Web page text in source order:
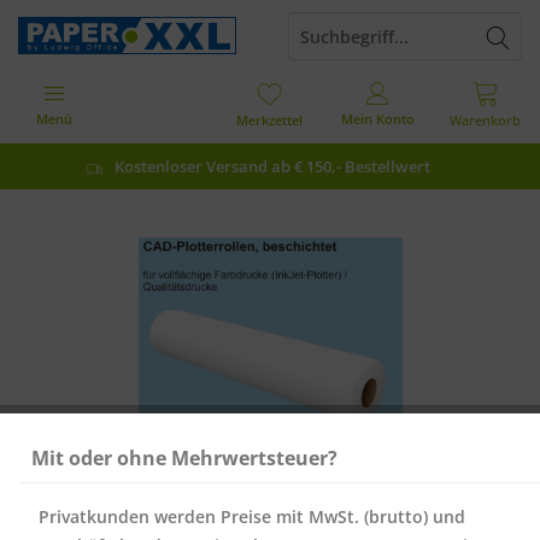
Kostenloser Versand ab € 150,- Bestellwert
Warenkorb
Merkzettel Mein Konto
Menü
Mit oder ohne Mehrwertsteuer?
Privatkunden werden Preise mit MwSt. (brutto) und